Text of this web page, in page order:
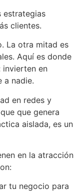
estrategias
clientes.
La otra mitad es
Aquí es donde
invierten en
a nadie.
en redes y
que genera
aislada, es un
en la atracción
tu negocio para